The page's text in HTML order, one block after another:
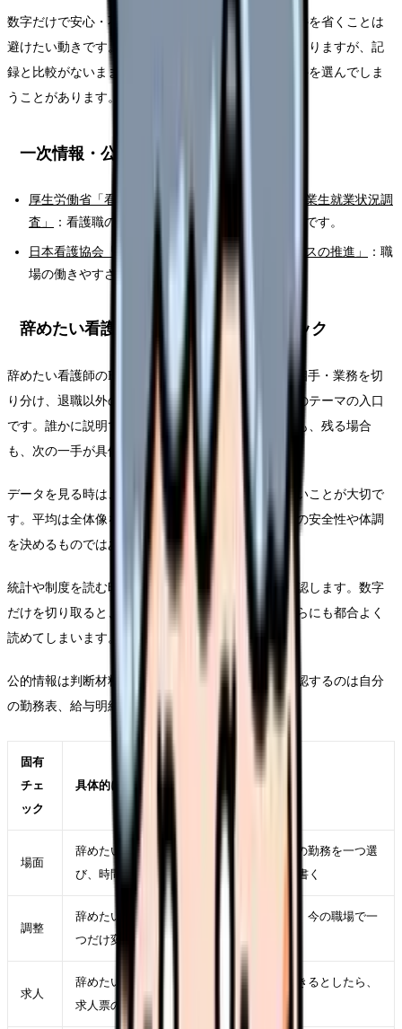
数字だけで安心・不安を決め、現場で確認すべき条件を省くことは
避けたい動きです。限界の時ほど早く終わらせたくなりますが、記
録と比較がないまま動くと、次の職場選びで同じ条件を選んでしま
うことがあります。
一次情報・公的情報
厚生労働省「看護師等学校養成所入学状況及び卒業生就業状況調
査」
：看護職の就業状況を確認する公的統計入口です。
日本看護協会「看護職のワーク・ライフ・バランスの推進」
：職
場の働きやすさを考える参照先です。
辞めたい看護師のFAQ50時の固有チェック
辞めたい看護師のFAQ50が強くなる曜日・勤務帯・相手・業務を切
り分け、退職以外の調整余地も確認することが、このテーマの入口
です。誰かに説明できる形にすると、退職する場合も、残る場合
も、次の一手が具体的になります。
データを見る時は、自分の悩みを平均値で否定しないことが大切で
す。平均は全体像を見る道具であり、あなたの職場の安全性や体調
を決めるものではありません。
統計や制度を読む時は、年度、対象、調査範囲を確認します。数字
だけを切り取ると、辞めるべき・続けるべきのどちらにも都合よく
読めてしまいます。
公的情報は判断材料の土台です。ただし、最後に確認するのは自分
の勤務表、給与明細、体調記録、相談履歴です。
固有
チェ
ック
具体的に見ること
場面
辞めたい看護師のFAQ50が強くなった直近の勤務を一つ選
び、時間帯、相手、業務、体調を具体的に書く
調整
辞めたい看護師のFAQ50を軽くするために、今の職場で一
つだけ変えられる条件を決める
求人
辞めたい看護師のFAQ50が次の職場でも起きるとしたら、
求人票のどの項目に表れるかを考える